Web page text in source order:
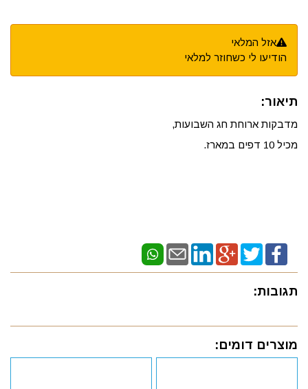
אזל המלאי
הודיעו לי כשחוזר למלאי
תיאור:
מדבקות ארוחת חג השבועות,
מכיל 10 דפים במארז.
תגובות:
מוצרים דומים: